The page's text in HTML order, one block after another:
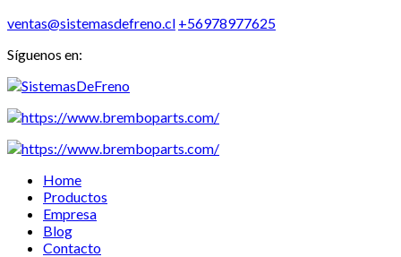
ventas@sistemasdefreno.cl +56978977625
Síguenos en:
Home
Productos
Empresa
Blog
Contacto